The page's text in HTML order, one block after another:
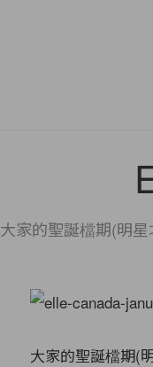
大家的聖誕檔期(明
大家的聖誕檔期(